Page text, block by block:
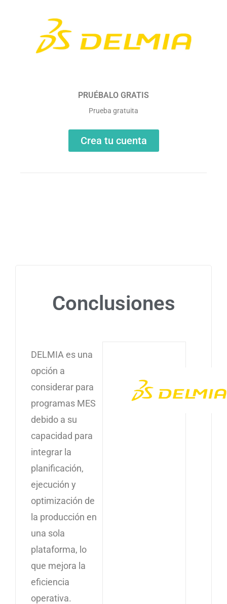
PRUÉBALO GRATIS
Prueba gratuita
Crea tu cuenta
Conclusiones
DELMIA es una
opción a
considerar para
programas MES
debido a su
capacidad para
integrar la
planificación,
ejecución y
optimización de
la producción en
una sola
plataforma, lo
que mejora la
eficiencia
operativa.